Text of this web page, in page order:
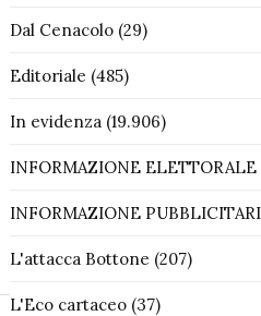
Dal Cenacolo(29)
Editoriale (485)
In evidenza(19.906)
INFORMAZIONE ELETTORALE
INFORMAZIONE
L'attacca Bottone (207)
L'Eco cartaceo(37)